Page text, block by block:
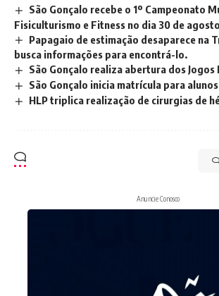
São Gonçalo recebe o 1º Campeonato
Fisiculturismo e Fitness no dia 30 de agosto
Papagaio de estimação desaparece na
busca informações para encontrá-lo.
São Gonçalo realiza abertura dos Jogos
São Gonçalo inicia matrícula para alunos
HLP triplica realização de cirurgias de
Anuncie Conosco